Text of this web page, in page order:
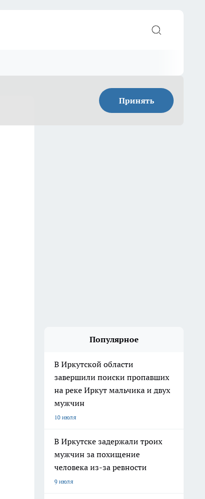
Принять
Популярное
В Иркутской области
завершили поиски пропавших
на реке Иркут мальчика и двух
мужчин
10 июля
В Иркутске задержали троих
мужчин за похищение
человека из-за ревности
9 июля